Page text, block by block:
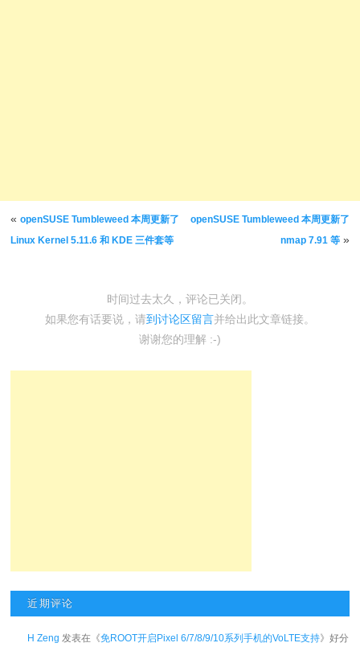
文章导航
«openSUSE Tumbleweed 本周更新了
Linux Kernel 5.11.6 和 KDE 三件套等
openSUSE Tumbleweed 本周更新了
nmap 7.91 等»
时间过去太久，评论已关闭。
如果您有话要说，请到讨论区留言并给出此文章链接。
谢谢您的理解 :-)
近期评论
H Zeng 发表在《免ROOT开启Pixel 6/7/8/9/10系列手机的VoLTE支持》好分